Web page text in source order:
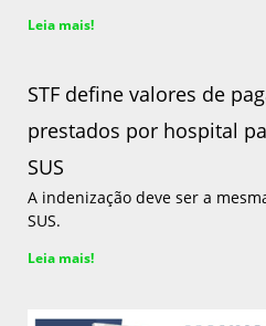
Leia mais!
STF define valores de
prestados por hospital
SUS
A indenização deve ser a
SUS.
Leia mais!